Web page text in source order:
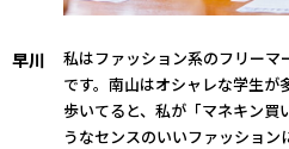
早川
私はファッション系のフリーマ
です。南山はオシャレな学生が
歩いてると、私が「マネキン買
うなセンスのいいファッショ